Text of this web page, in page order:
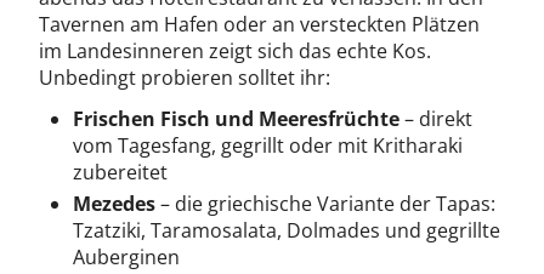
Tavernen am Hafen oder an versteckten Plätzen
im Landesinneren zeigt sich das echte Kos.
Unbedingt probieren solltet ihr:
Frischen Fisch und Meeresfrüchte– direkt
vom Tagesfang, gegrillt oder mit Kritharaki
zubereitet
Mezedes– die griechische Variante der Tapas:
Tzatziki, Taramosalata, Dolmades und gegrillte
Auberginen